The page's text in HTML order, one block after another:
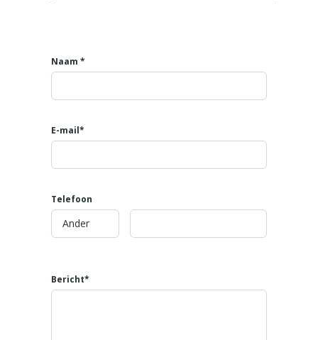
Naam *
E-mail*
Telefoon
Bericht*